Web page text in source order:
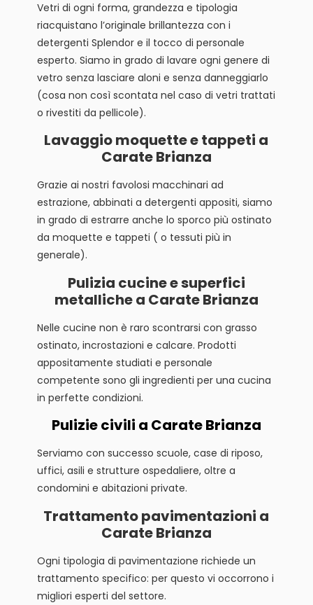
Vetri di ogni forma, grandezza e tipologia
riacquistano l’originale brillantezza con i
detergenti Splendor e il tocco di personale
esperto. Siamo in grado di lavare ogni genere di
vetro senza lasciare aloni e senza danneggiarlo
(cosa non così scontata nel caso di vetri trattati
o rivestiti da pellicole).
Lavaggio moquette e tappeti a
Carate Brianza
Grazie ai nostri favolosi macchinari ad
estrazione, abbinati a detergenti appositi, siamo
in grado di estrarre anche lo sporco più ostinato
da moquette e tappeti ( o tessuti più in
generale).
Pulizia cucine e superfici
metalliche a Carate Brianza
Nelle cucine non è raro scontrarsi con grasso
ostinato, incrostazioni e calcare. Prodotti
appositamente studiati e personale
competente sono gli ingredienti per una cucina
in perfette condizioni.
Pulizie civili a Carate Brianza
Serviamo con successo scuole, case di riposo,
uffici, asili e strutture ospedaliere, oltre a
condomini e abitazioni private.
Trattamento pavimentazioni a
Carate Brianza
Ogni tipologia di pavimentazione richiede un
trattamento specifico: per questo vi occorrono i
migliori esperti del settore.